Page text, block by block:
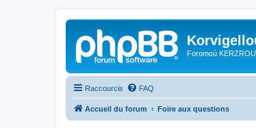
Foromoù
Raccourcis FAQ
Accueil du forum Foire aux questions